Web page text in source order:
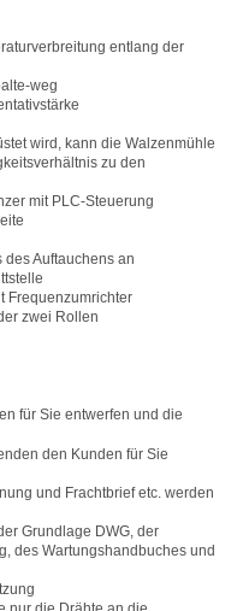
entlang der
weg
wird, kann die Walzenmühle
zu den
mit PLC-Steuerung
Auftauchens an
Frequenzumrichter
zwei Rollen
für Sie entwerfen und die
den Kunden für Sie
und Frachtbrief etc. werden
Grundlage DWG, der
des Wartungshandbuches und